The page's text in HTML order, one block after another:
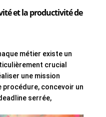
et la productivité de
métier existe un
crucial
une mission
procédure, concevoir un
serrée,